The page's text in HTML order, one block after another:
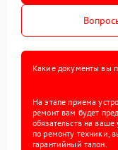
Какие документы вы
На этапе приема
ремонт вам будет
обязательств на ваше
по ремонту техники,
гарантийный талон.